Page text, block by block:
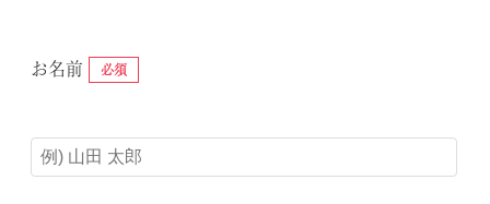
お名前 必須